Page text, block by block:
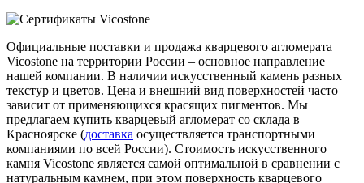
Официальные поставки и продажа кварцевого агломерата
Vicostone на территории России – основное направление
нашей компании. В наличии искусственный камень разных
текстур и цветов. Цена и внешний вид поверхностей часто
зависит от применяющихся красящих пигментов. Мы
предлагаем купить кварцевый агломерат со склада в
Красноярске (доставка осуществляется транспортными
компаниями по всей России). Стоимость искусственного
камня Vicostone является самой оптимальной в сравнении с
натуральным камнем, при этом поверхность кварцевого